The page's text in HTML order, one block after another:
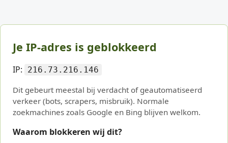
Je IP-adres is geblokkeerd
IP: 216.73.216.146
Dit gebeurt meestal bij verdacht of geautomatiseerd
verkeer (bots, scrapers, misbruik). Normale
zoekmachines zoals Google en Bing blijven welkom.
Waarom blokkeren wij dit?